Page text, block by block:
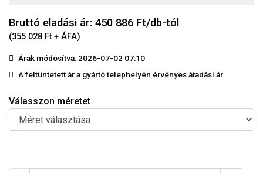
Bruttó eladási ár: 450 886 Ft/db-tól
(355 028 Ft + ÁFA)
Árak módosítva: 2026-07-02 07:10
A feltüntetett ár a gyártó telephelyén érvényes átadási ár.
Válasszon méretet